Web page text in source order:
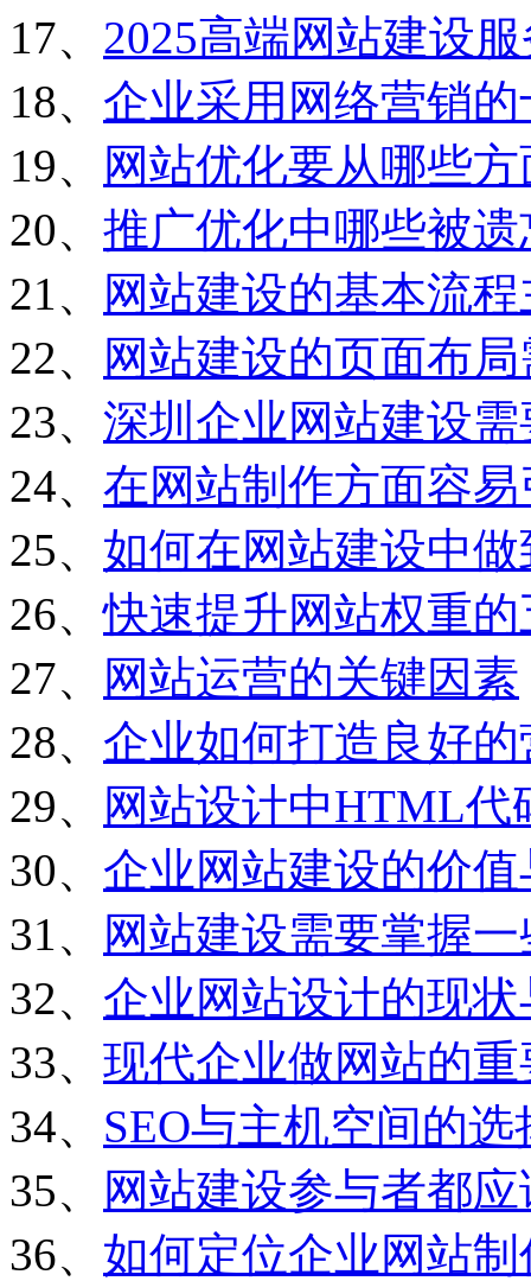
17、 2025高端网站建设
18、 企业采用网络营销
19、
网站优化要从哪些
20、 推广优化中哪些被
21、
网站建设的基本流
22、
网站建设的页面布
23、 深圳企业网站建设
24、 在网站制作方面容
25、 如何在网站建设中
26、快速提升网站权重
27、
网站运营的关键因素
28、 企业如何打造良好
29、
网站设计中HTML代
30、 企业网站建设的价
31、
网站建设需要掌握
32、 企业网站设计的现
33、 现代企业做网站的重
34、 SEO与主机空间的选
35、
网站建设参与者都
36、 如何定位企业网站